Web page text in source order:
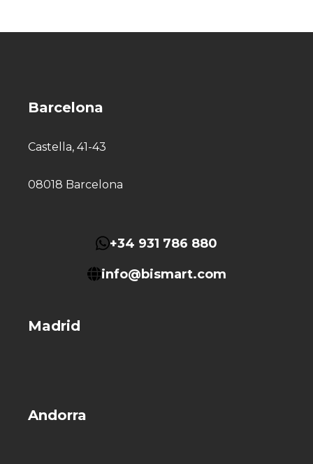
Barcelona
Castella, 41-43
08018 Barcelona
+34 931 786 880
info@bismart.com
Madrid
Andorra